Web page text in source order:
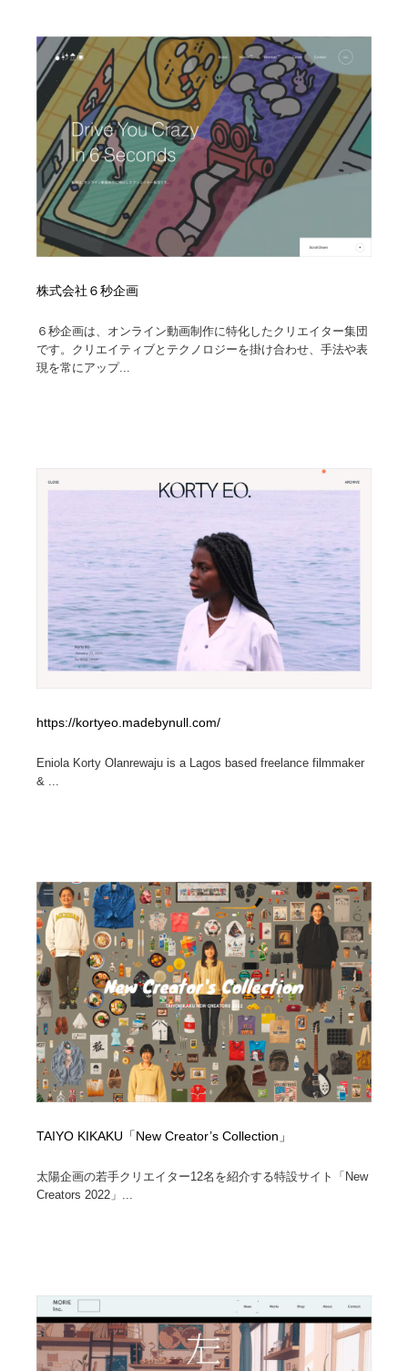
株式会社６秒企画
６秒企画は、オンライン動画制作に特化したクリエイター集団
です。クリエイティブとテクノロジーを掛け合わせ、手法や表
現を常にアップ...
https://kortyeo.madebynull.com/
Eniola Korty Olanrewaju is a Lagos based freelance filmmaker
& ...
TAIYO KIKAKU「New Creator’s Collection」
太陽企画の若手クリエイター12名を紹介する特設サイト「New
Creators 2022」...